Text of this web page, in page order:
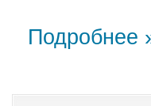
Подробнее